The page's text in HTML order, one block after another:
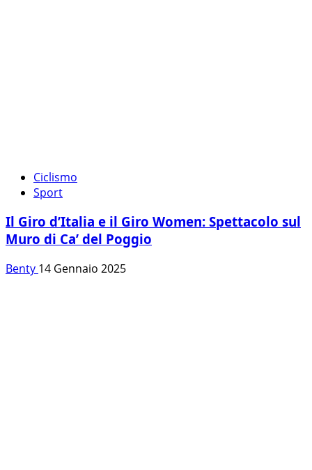
Ciclismo
Sport
Il Giro d’Italia e il Giro Women: Spettacolo sul
Muro di Ca’ del Poggio
Benty 14 Gennaio 2025